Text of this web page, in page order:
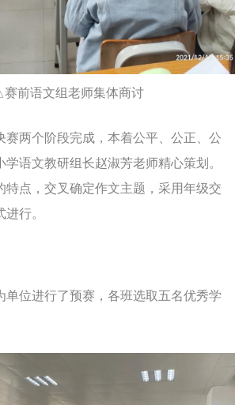
前语文组老师集体商讨
赛两个阶段完成，本着公平、公正、公
语文教研组长赵淑芳老师精心策划。
特点，交叉确定作文主题，采用年级交
行。
单位进行了预赛，各班选取五名优秀学